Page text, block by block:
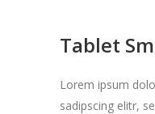
Tablet
Lorem ipsum
sadipscing elitr,